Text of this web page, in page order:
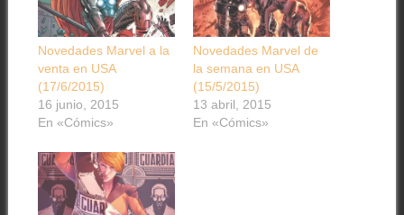
Novedades Marvel a la
venta en USA
(17/6/2015)
16 junio, 2015
En «Cómics»
Novedades Marvel de
la semana en USA
(15/5/2015)
13 abril, 2015
En «Cómics»